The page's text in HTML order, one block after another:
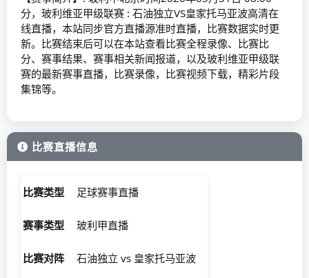
分，玻利维亚甲级联赛 : 石油独立VS皇家托马亚波高清在
线直播，本站同步官方直播源准时直播，比赛数据实时更
新。比赛结束后可以在本站查看比赛全程录像、比赛比
分、赛事结果、赛事相关新闻报道，以及玻利维亚甲级联
赛的最新赛事直播，比赛录像，比赛视频下载，精彩片段
集锦等。
比赛直播信息
比赛类型 足球赛事直播
赛事类型 玻利甲直播
比赛对阵 石油独立 vs 皇家托马亚波